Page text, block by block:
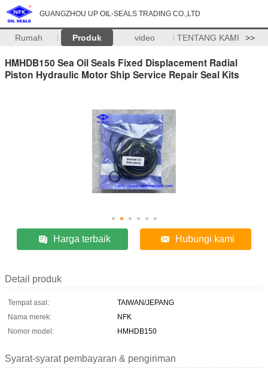
GUANGZHOU UP OIL-SEALS TRADING CO.,LTD
Rumah Produk video TENTANG KAMI >>
HMHDB150 Sea Oil Seals Fixed Displacement Radial
Piston Hydraulic Motor Ship Service Repair Seal Kits
Harga terbaik Hubungi kami
Detail produk
Tempat asal:
TAIWAN/JEPANG
Nama merek:
NFK
Nomor model:
HMHDB150
Syarat-syarat pembayaran & pengiriman